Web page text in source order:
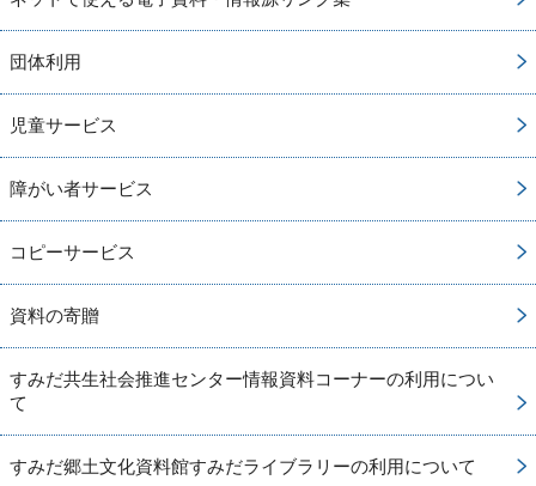
団体利用
児童サービス
障がい者サービス
コピーサービス
資料の寄贈
すみだ共生社会推進センター情報資料コーナーの利用につい
て
すみだ郷土文化資料館すみだライブラリーの利用について